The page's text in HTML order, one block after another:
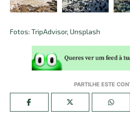
Fotos: TripAdvisor, Unsplash